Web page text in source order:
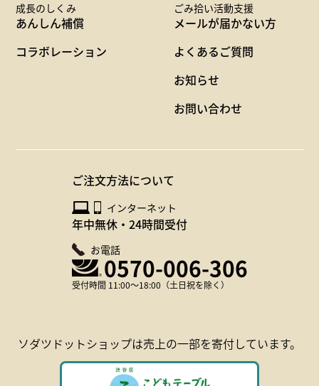
成長のしくみ
ごみ拾い活動支援
あんしん補償
コラボレーション
メールが届かない方
よくあるご質問
お知らせ
お問い合わせ
ご注文方法について
インターネット
年中無休・24時間受付
お電話
0570-006-306
受付時間 11:00～18:00（土日祝を除く）
ソダツドットショップは売上の一部を寄付しています。